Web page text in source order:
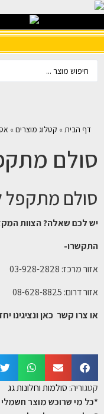
דף הבית » קטלוג מוצרים »
סולם
סולם מתקפל
יש לכם שאלה? הצוות
התקשרו-
אזור מרכז: 03-928-2828
אזור דרום: 08-628-8825
או צרו קשר כאן ונציגינו
קטגוריה: סולמות וחלונות גג
*כל מי שרוכש מוצר חשמלי